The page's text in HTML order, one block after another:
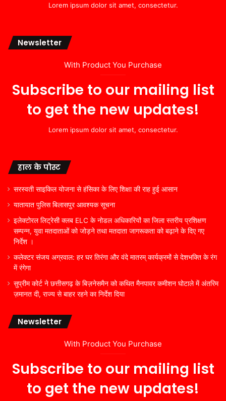
Lorem ipsum dolor sit amet, consectetur.
Newsletter
With Product You Purchase
Subscribe to our mailing list
to get the new updates!
Lorem ipsum dolor sit amet, consectetur.
हाल के पोस्ट
सरस्वती साइकिल योजना से हंसिका के लिए शिक्षा की राह हुई आसान
यातायात पुलिस बिलासपुर आवश्यक सूचना
इलेक्टोरल लिट्रेसी क्लब ELC के नोडल अधिकारियों का जिला स्तरीय प्रशिक्षण
सम्पन्न, युवा मतदाताओं को जोड़ने तथा मतदाता जागरूकता को बढ़ाने के दिए गए
निर्देश ।
कलेक्टर संजय अग्रवाल: हर घर तिरंगा और वंदे मातरम् कार्यक्रमों से देशभक्ति के रंग
में रंगेगा
सुप्रीम कोर्ट ने छत्तीसगढ़ के बिज़नेसमैन को कथित मैनपावर कमीशन घोटाले में अंतरिम
ज़मानत दी, राज्य से बाहर रहने का निर्देश दिया
Newsletter
With Product You Purchase
Subscribe to our mailing list
to get the new updates!